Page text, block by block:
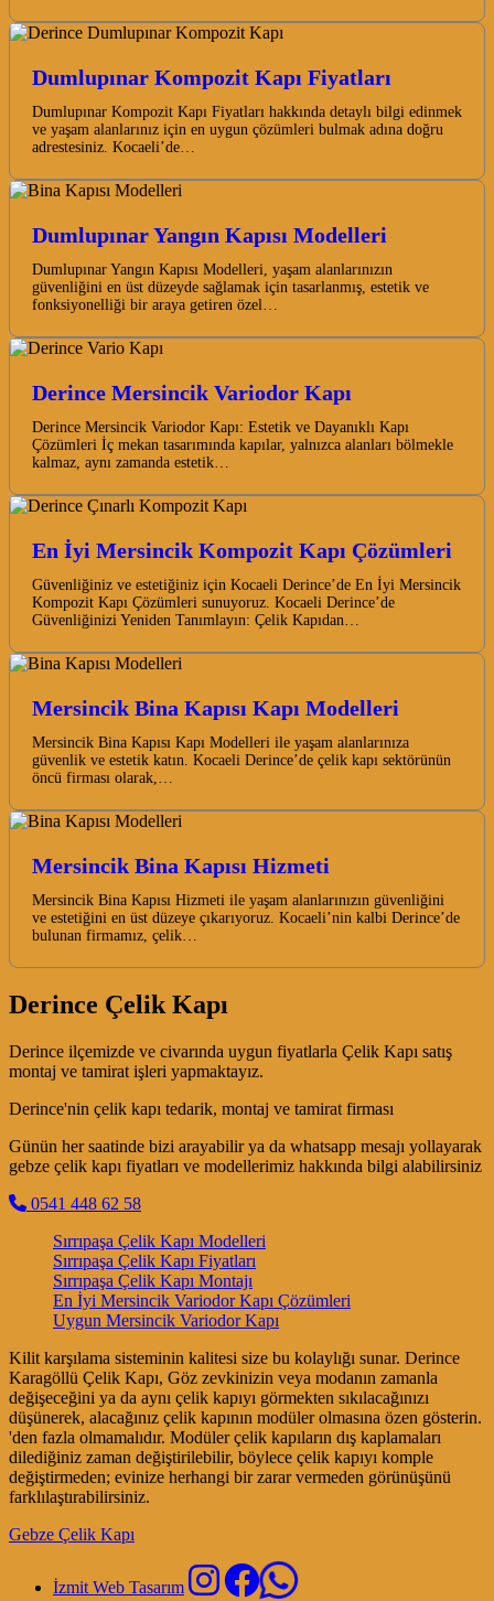
Dumlupınar Kompozit Kapı Fiyatları
Dumlupınar Kompozit Kapı Fiyatları hakkında detaylı bilgi edinmek
ve yaşam alanlarınız için en uygun çözümleri bulmak adına doğru
adrestesiniz. Kocaeli’de…
Dumlupınar Yangın Kapısı Modelleri
Dumlupınar Yangın Kapısı Modelleri, yaşam alanlarınızın
güvenliğini en üst düzeyde sağlamak için tasarlanmış, estetik ve
fonksiyonelliği bir araya getiren özel…
Derince Mersincik Variodor Kapı
Derince Mersincik Variodor Kapı: Estetik ve Dayanıklı Kapı
Çözümleri İç mekan tasarımında kapılar, yalnızca alanları bölmekle
kalmaz, aynı zamanda estetik…
En İyi Mersincik Kompozit Kapı Çözümleri
Güvenliğiniz ve estetiğiniz için Kocaeli Derince’de En İyi Mersincik
Kompozit Kapı Çözümleri sunuyoruz. Kocaeli Derince’de
Güvenliğinizi Yeniden Tanımlayın: Çelik Kapıdan…
Mersincik Bina Kapısı Kapı Modelleri
Mersincik Bina Kapısı Kapı Modelleri ile yaşam alanlarınıza
güvenlik ve estetik katın. Kocaeli Derince’de çelik kapı sektörünün
öncü firması olarak,…
Mersincik Bina Kapısı Hizmeti
Mersincik Bina Kapısı Hizmeti ile yaşam alanlarınızın güvenliğini
ve estetiğini en üst düzeye çıkarıyoruz. Kocaeli’nin kalbi Derince’de
bulunan firmamız, çelik…
Derince Çelik Kapı
Derince ilçemizde ve civarında uygun fiyatlarla Çelik Kapı satış
montaj ve tamirat işleri yapmaktayız.
Derince'nin çelik kapı tedarik, montaj ve tamirat firması
Günün her saatinde bizi arayabilir ya da whatsapp mesajı yollayarak
gebze çelik kapı fiyatları ve modellerimiz hakkında bilgi alabilirsiniz
0541 448 62 58
Sırrıpaşa Çelik Kapı Modelleri
Sırrıpaşa Çelik Kapı Fiyatları
Sırrıpaşa Çelik Kapı Montajı
En İyi Mersincik Variodor Kapı Çözümleri
Uygun Mersincik Variodor Kapı
Kilit karşılama sisteminin kalitesi size bu kolaylığı sunar. Derince
Karagöllü Çelik Kapı, Göz zevkinizin veya modanın zamanla
değişeceğini ya da aynı çelik kapıyı görmekten sıkılacağınızı
düşünerek, alacağınız çelik kapının modüler olmasına özen gösterin.
'den fazla olmamalıdır. Modüler çelik kapıların dış kaplamaları
dilediğiniz zaman değiştirilebilir, böylece çelik kapıyı komple
değiştirmeden; evinize herhangi bir zarar vermeden görünüşünü
farklılaştırabilirsiniz.
Gebze Çelik Kapı
İzmit Web Tasarım